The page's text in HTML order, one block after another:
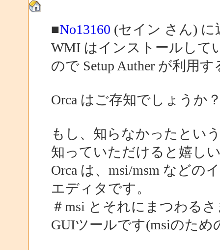
■No13160 (セイン さん) に
WMI はインストールして
ので Setup Auther が利用
Orca はご存知でしょうか
もし、知らなかったとい
知っていただけると嬉し
Orca は、msi/msm などの
エディタです。
＃msi とそれにまつわる
GUIツールです(msiのた